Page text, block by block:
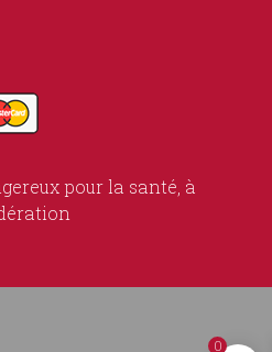
pour la santé, à
0